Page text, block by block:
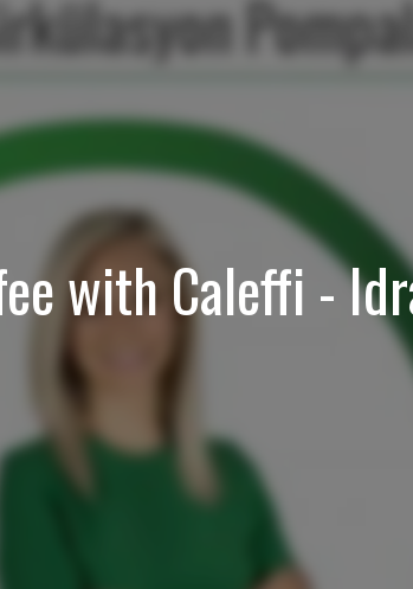
with Caleffi -